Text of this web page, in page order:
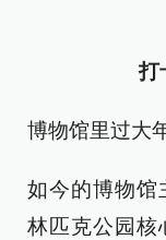
打
博物馆里过大
如今的博物馆
林匹克公园核